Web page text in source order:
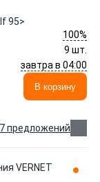
95>
100%
9 шт.
завтра в 04:00
В корзину
предложений
VERNET